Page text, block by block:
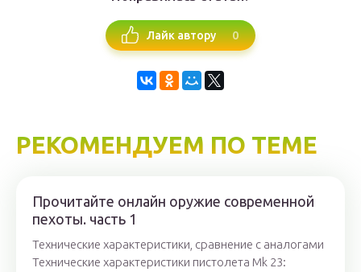
Лайк автору 0
РЕКОМЕНДУЕМ ПО ТЕМЕ
Прочитайте онлайн оружие современной
пехоты. часть 1
Технические характеристики, сравнение с аналогами
Технические характеристики пистолета Mk 23: